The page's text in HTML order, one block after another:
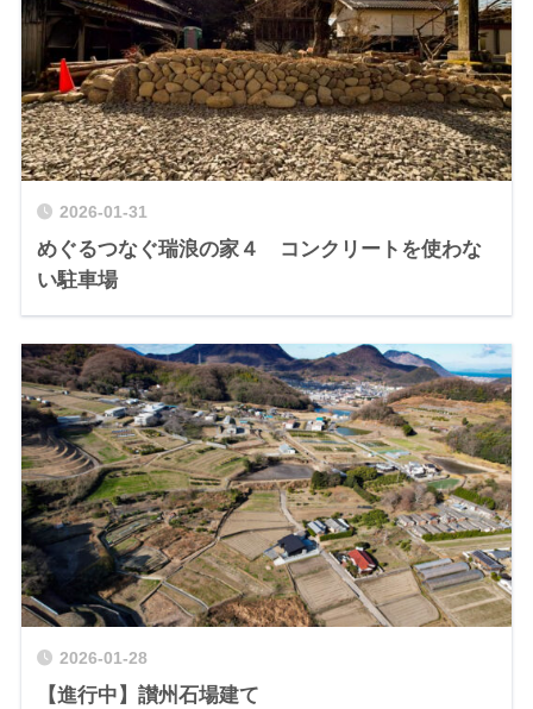
2026-01-31
めぐるつなぐ瑞浪の家４ コンクリートを使わな
い駐車場
2026-01-28
【進行中】讃州石場建て